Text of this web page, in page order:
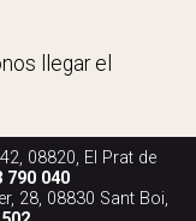
llegar el
08820, El Prat de
790 040
28, 08830 Sant Boi,